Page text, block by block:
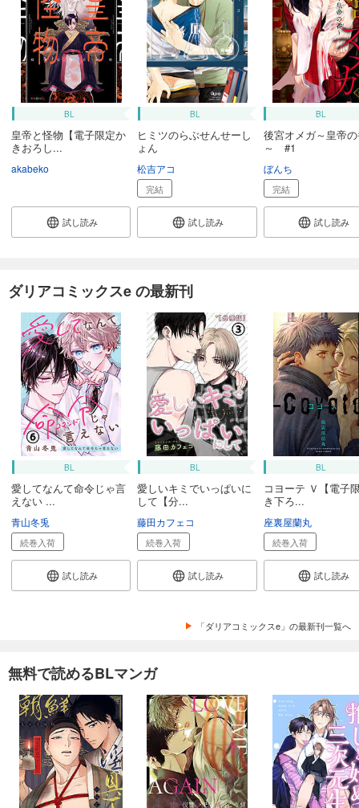
BL
皇帝と怪物【電子限定か
きおろし...
akabeko
試し読み
BL
ヒミツのらぶせんせーし
ょん
松吉アコ
完結
試し読み
BL
後宮オメガ～皇帝
～ #1
ぼんち
完結
試し読み
ダリアコミックスe の最新刊
BL
愛してなんて命令じゃ言
えない ...
青山冬兎
続巻入荷
試し読み
BL
愛しいキミでいっぱいに
して【分...
藤田カフェコ
続巻入荷
試し読み
BL
コヨーテ Ｖ【電子
き下ろ...
座裏屋蘭丸
続巻入荷
試し読み
「ダリアコミックスe」の最新刊一覧へ
無料で読めるBLマンガ